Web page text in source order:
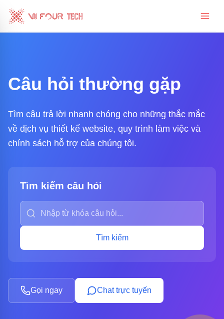
Câu hỏi thường gặp
Tìm câu trả lời nhanh chóng cho những thắc mắc
về dịch vụ thiết kế website, quy trình làm việc và
chính sách hỗ trợ của chúng tôi.
Tìm kiếm câu hỏi
Nhập từ khóa câu hỏi
Tìm kiếm
Gọi ngay Chat trực tuyến